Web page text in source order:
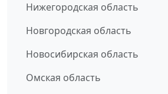
Нижегородская область
Новгородская область
Новосибирская область
Омская область